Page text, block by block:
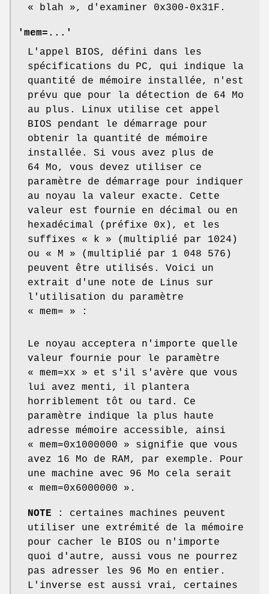
« blah », d'examiner 0x300-0x31F.
'mem=...'
L'appel BIOS, défini dans les
spécifications du PC, qui indique la
quantité de mémoire installée, n'est
prévu que pour la détection de 64 Mo
au plus. Linux utilise cet appel
BIOS pendant le démarrage pour
obtenir la quantité de mémoire
installée. Si vous avez plus de
64 Mo, vous devez utiliser ce
paramètre de démarrage pour indiquer
au noyau la valeur exacte. Cette
valeur est fournie en décimal ou en
hexadécimal (préfixe 0x), et les
suffixes « k » (multiplié par 1024)
ou « M » (multiplié par 1 048 576)
peuvent être utilisés. Voici un
extrait d'une note de Linus sur
l'utilisation du paramètre
« mem= » :
Le noyau acceptera n'importe quelle
valeur fournie pour le paramètre
« mem=xx » et s'il s'avère que vous
lui avez menti, il plantera
horriblement tôt ou tard. Ce
paramètre indique la plus haute
adresse mémoire accessible, ainsi
« mem=0x1000000 » signifie que vous
avez 16 Mo de RAM, par exemple. Pour
une machine avec 96 Mo cela serait
« mem=0x6000000 ».
NOTE : certaines machines peuvent
utiliser une extrémité de la mémoire
pour cacher le BIOS ou n'importe
quoi d'autre, aussi vous ne pourrez
pas adresser les 96 Mo en entier.
L'inverse est aussi vrai, certaines